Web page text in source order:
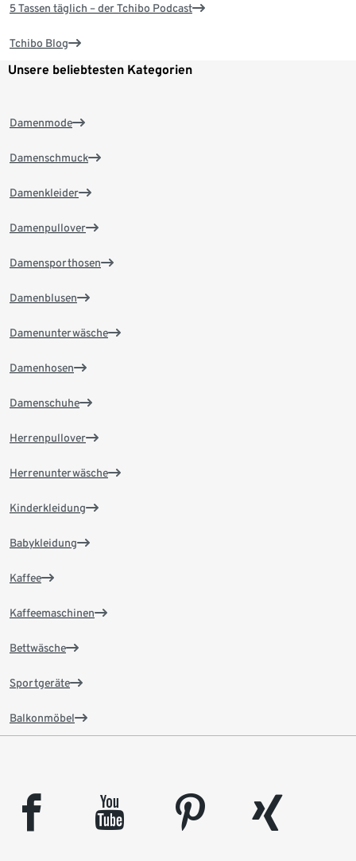
5 Tassen täglich – der Tchibo Podcast
Tchibo Blog
Unsere beliebtesten Kategorien
Damenmode
Damenschmuck
Damenkleider
Damenpullover
Damensporthosen
Damenblusen
Damenunterwäsche
Damenhosen
Damenschuhe
Herrenpullover
Herrenunterwäsche
Kinderkleidung
Babykleidung
Kaffee
Kaffeemaschinen
Bettwäsche
Sportgeräte
Balkonmöbel
facebook youtube pinterest
xing